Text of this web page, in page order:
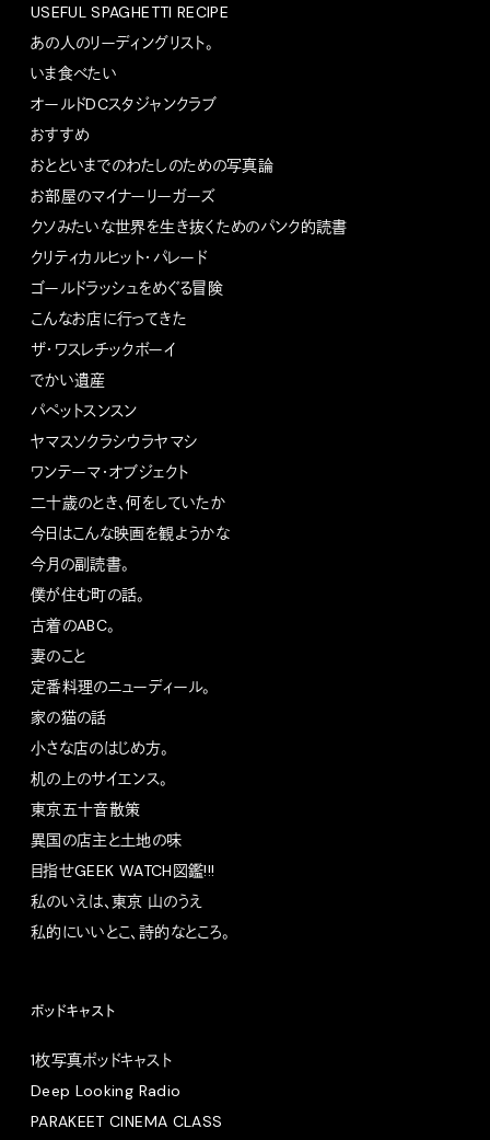
USEFUL SPAGHETTI RECIPE
あの人のリーディングリスト。
いま食べたい
オールドDCスタジャンクラブ
おすすめ
おとといまでのわたしのための写真論
お部屋のマイナーリーガーズ
クソみたいな世界を生き抜くためのパンク的読書
クリティカルヒット・パレード
ゴールドラッシュをめぐる冒険
こんなお店に行ってきた
ザ・ワスレチックボーイ
でかい遺産
パペットスンスン
ヤマスソクラシウラヤマシ
ワンテーマ・オブジェクト
二十歳のとき、何をしていたか
今日はこんな映画を観ようかな
今月の副読書。
僕が住む町の話。
古着のABC。
妻のこと
定番料理のニューディール。
家の猫の話
小さな店のはじめ方。
机の上のサイエンス。
東京五十音散策
異国の店主と土地の味
目指せGEEK WATCH図鑑!!!
私のいえは、東京 山のうえ
私的にいいとこ、詩的なところ。
ポッドキャスト
1枚写真ポッドキャスト
Deep Looking Radio
PARAKEET CINEMA CLASS